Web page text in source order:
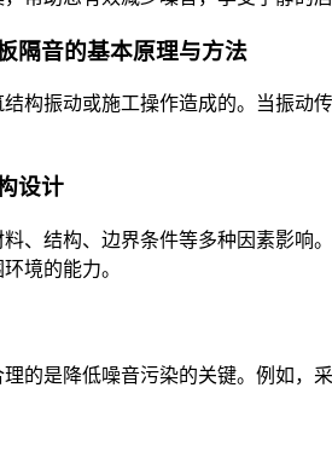
隔音的基本原理与方法
构振动或施工操作造成的。当振动
设计
、结构、边界条件等多种因素影响
境的能力。
的是降低噪音污染的关键。例如，